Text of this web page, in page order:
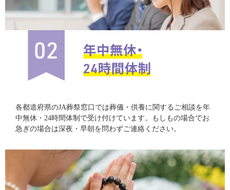
各都道府県のJA葬祭窓口では葬儀・供養に関するご相談を年
中無休・24時間体制で受け付けています。もしもの場合でお
急ぎの場合は深夜・早朝を問わずご連絡ください。